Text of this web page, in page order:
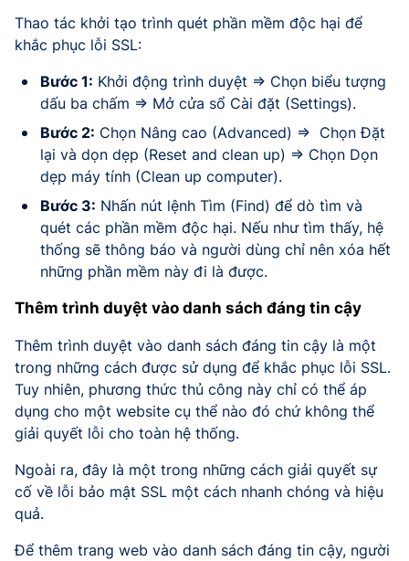
Thao tác khởi tạo trình quét phần mềm độc hại để
khắc phục lỗi SSL:
Bước 1: Khởi động trình duyệt => Chọn biểu tượng
dấu ba chấm => Mở cửa sổ Cài đặt (Settings).
Bước 2: Chọn Nâng cao (Advanced) => Chọn Đặt
lại và dọn dẹp (Reset and clean up) => Chọn Dọn
dẹp máy tính (Clean up computer).
Bước 3: Nhấn nút lệnh Tìm (Find) để dò tìm và
quét các phần mềm độc hại. Nếu như tìm thấy, hệ
thống sẽ thông báo và người dùng chỉ nên xóa hết
những phần mềm này đi là được.
Thêm trình duyệt vào danh sách đáng tin cậy
Thêm trình duyệt vào danh sách đáng tin cậy là một
trong những cách được sử dụng để khắc phục lỗi SSL.
Tuy nhiên, phương thức thủ công này chỉ có thể áp
dụng cho một website cụ thể nào đó chứ không thể
giải quyết lỗi cho toàn hệ thống.
Ngoài ra, đây là một trong những cách giải quyết sự
cố về lỗi bảo mật SSL một cách nhanh chóng và hiệu
quả.
Để thêm trang web vào danh sách đáng tin cậy, người